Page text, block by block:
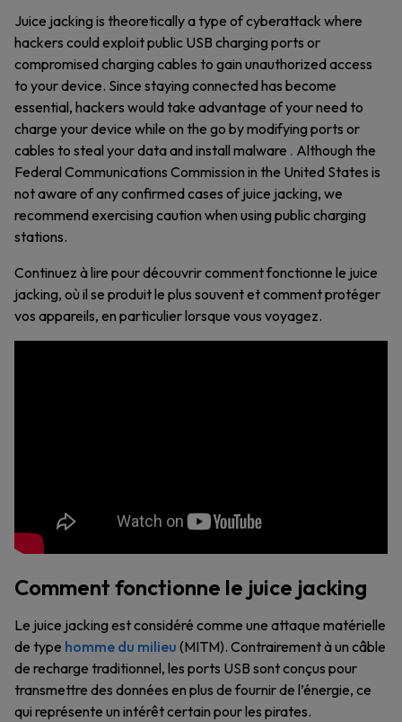
Juice jacking is theoretically a type of cyberattack where
hackers could exploit public USB charging ports or
compromised charging cables to gain unauthorized access
to your device. Since staying connected has become
essential, hackers would take advantage of your need to
charge your device while on the go by modifying ports or
cables to steal your data and install malware . Although the
Federal Communications Commission in the United States is
not aware of any confirmed cases of juice jacking, we
recommend exercising caution when using public charging
stations.
Continuez à lire pour découvrir comment fonctionne le juice
jacking, où il se produit le plus souvent et comment protéger
vos appareils, en particulier lorsque vous voyagez.
Comment fonctionne le juice jacking
Le juice jacking est considéré comme une attaque matérielle
de type homme du milieu (MITM). Contrairement à un câble
de recharge traditionnel, les ports USB sont conçus pour
transmettre des données en plus de fournir de l’énergie, ce
qui représente un intérêt certain pour les pirates.